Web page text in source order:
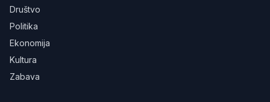
Društvo
Politika
Ekonomija
Kultura
Zabava